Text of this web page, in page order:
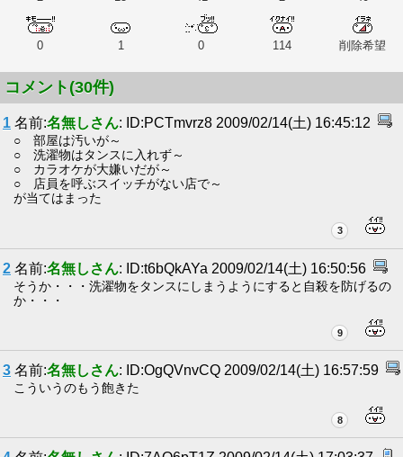
0 1 0 114 削除希望
コメント(30件)
1 名前:名無しさん: ID:PCTmvrz8 2009/02/14(土) 16:45:12
○ 部屋は汚いが～
○ 洗濯物はタンスに入れず～
○ カラオケが大嫌いだが～
○ 店員を呼ぶスイッチがない店で～
が当てはまった
3
2 名前:名無しさん: ID:t6bQkAYa 2009/02/14(土) 16:50:56
そうか・・・洗濯物をタンスにしまうようにすると自殺を防げるの
か・・・
9
3 名前:名無しさん: ID:OgQVnvCQ 2009/02/14(土) 16:57:59
こういうのもう飽きた
8